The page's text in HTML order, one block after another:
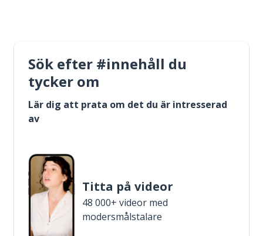
Sök efter #innehåll du
tycker om
Lär dig att prata om det du är intresserad
av
Titta på videor
48 000+ videor med
modersmålstalare